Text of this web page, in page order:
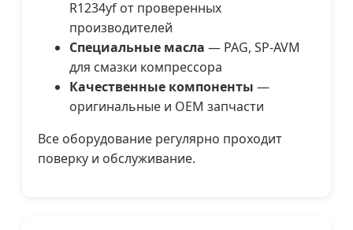
R1234yf от проверенных
производителей
Специальные масла — PAG, SP-AVM
для смазки компрессора
Качественные компоненты —
оригинальные и OEM запчасти
Все оборудование регулярно проходит
поверку и обслуживание.